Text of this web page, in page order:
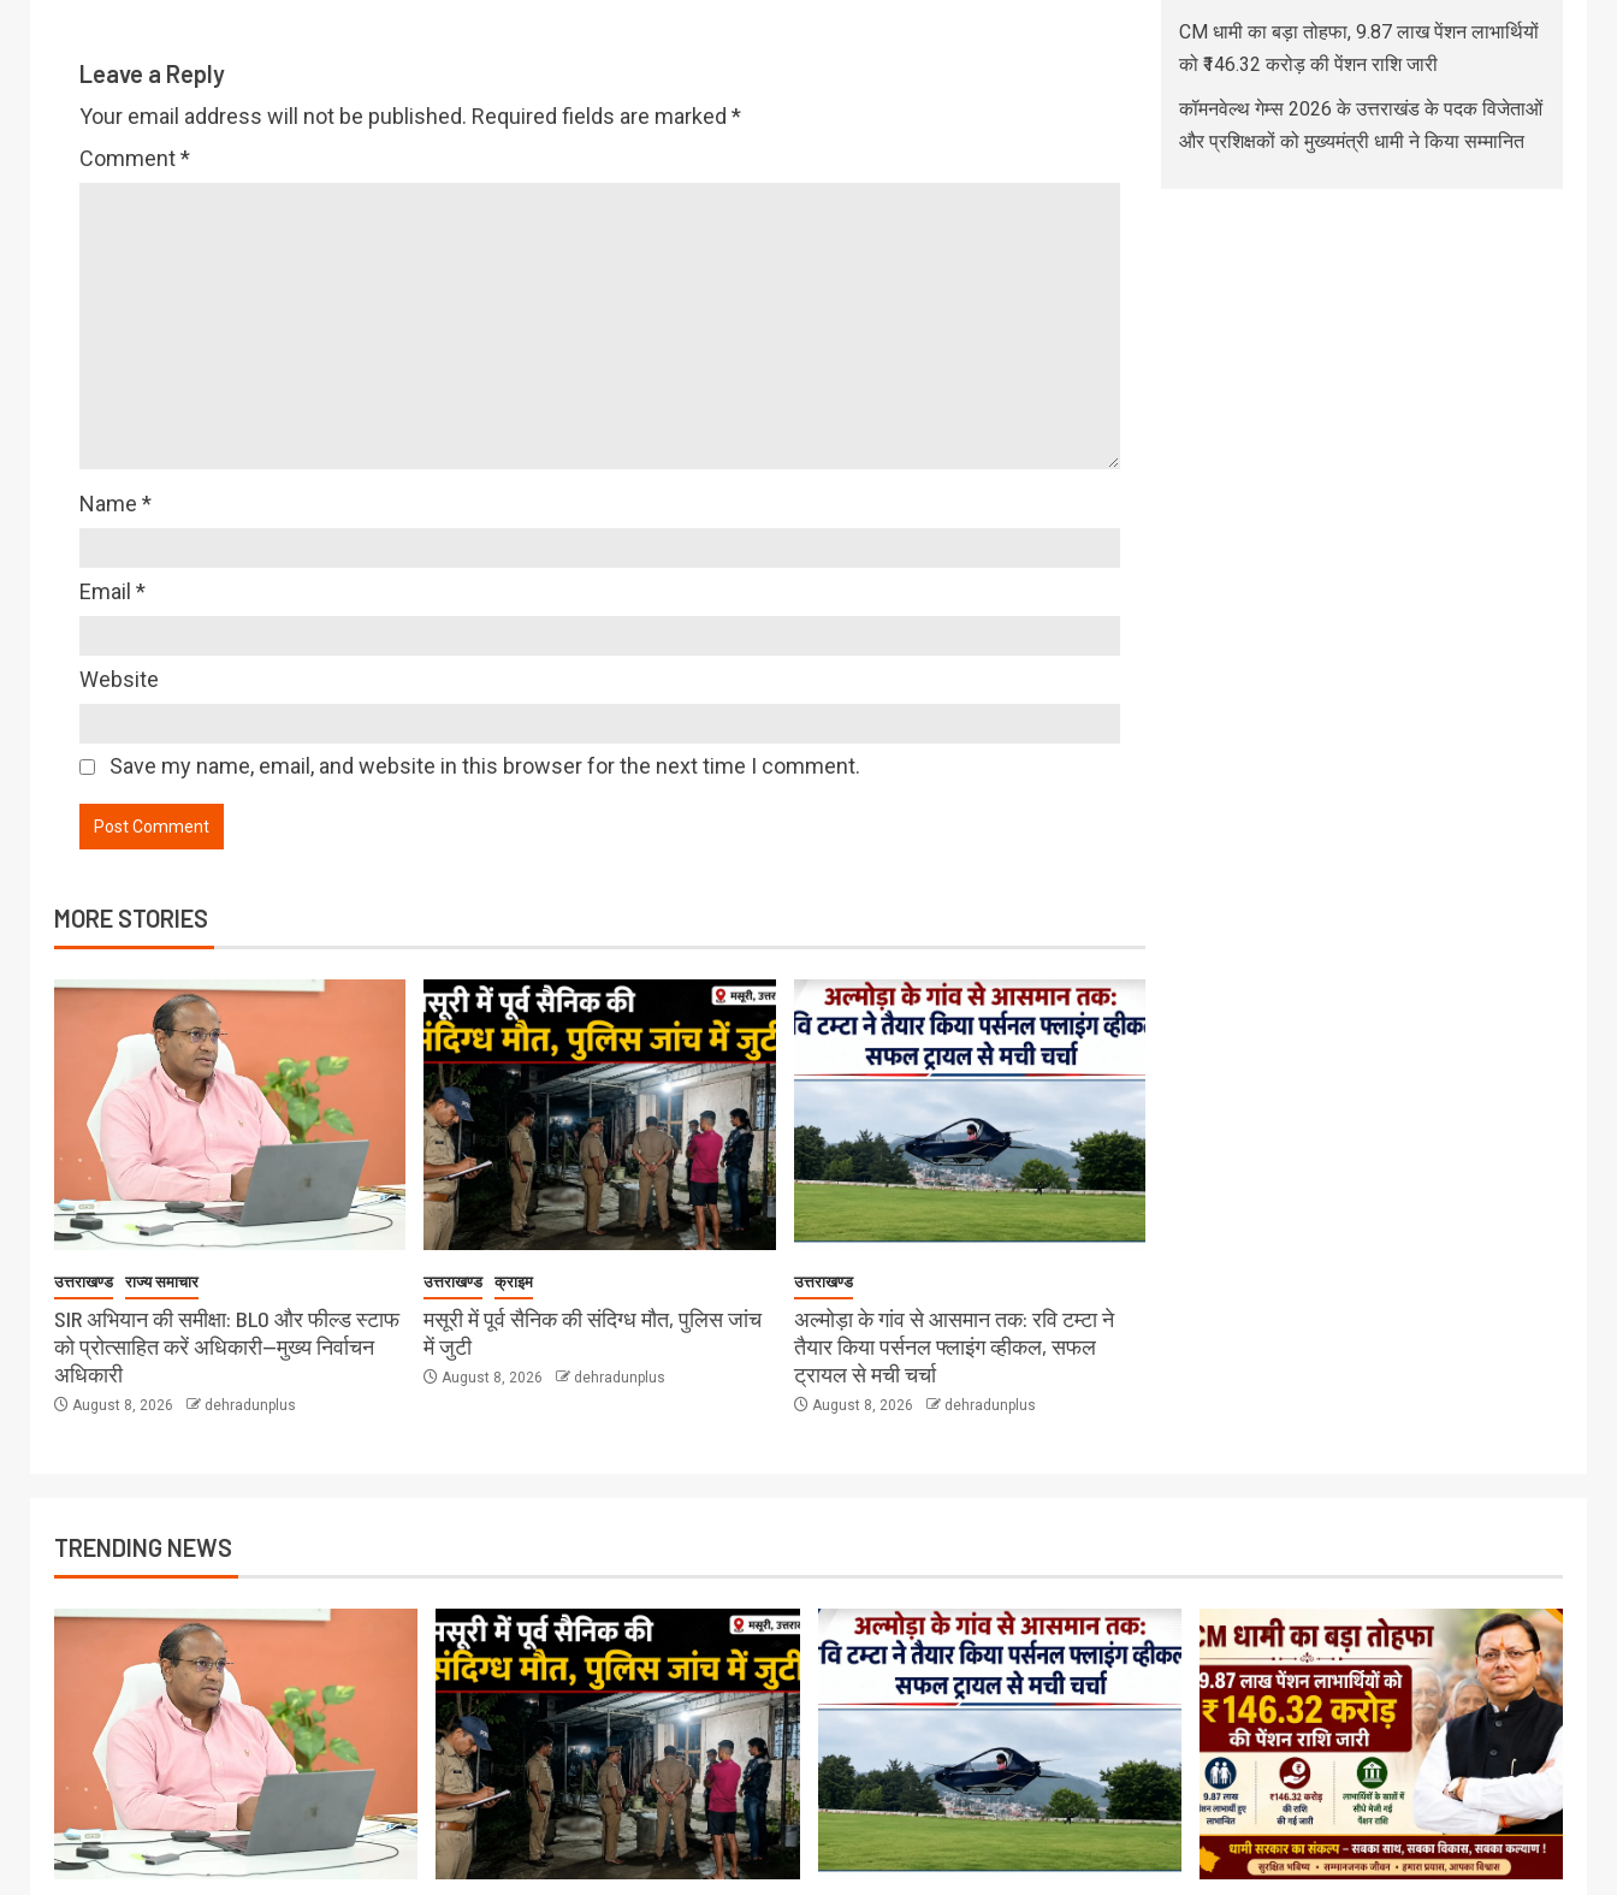
Leave a Reply
Your email address will not be published. Required fields are marked *
Comment*
Name *
Email *
Website
Save my name, email, and website in this browser for the next time I comment.
MORE STORIES
उत्तराखण्ड राज्य समाचार
SIR अभियान की समीक्षा: BLO और फील्ड स्टाफ
को प्रोत्साहित करें अधिकारी—मुख्य निर्वाचन
अधिकारी
August 8, 2026 dehradunplus
उत्तराखण्ड क्राइम
मसूरी में पूर्व सैनिक की संदिग्ध मौत, पुलिस जांच
में जुटी
August 8, 2026 dehradunplus
उत्तराखण्ड
अल्मोड़ा के गांव से आसमान तक: रवि टम्टा ने
तैयार किया पर्सनल फ्लाइंग व्हीकल, सफल
ट्रायल से मची चर्चा
August 8, 2026 dehradunplus
CM धामी का बड़ा तोहफा, 9.87 लाख पेंशन लाभार्थियों
को ₹146.32 करोड़ की पेंशन राशि जारी
कॉमनवेल्थ गेम्स 2026 के उत्तराखंड के पदक विजेताओं
और प्रशिक्षकों को मुख्यमंत्री धामी ने किया सम्मानित
TRENDING NEWS